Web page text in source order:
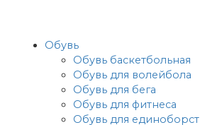
Обувь
Обувь баскетбольная
Обувь для волейбола
Обувь для бега
Обувь для фитнеса
Обувь для